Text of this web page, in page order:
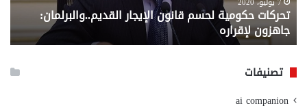
تحركات حكومية لحسم قانون الإيجار القديم..والبرلمان:
جاهزون لإقراره
تصنيفات
ai companion